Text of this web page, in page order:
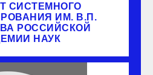
СИСТЕМНОГО
ИМ. В.П.
РОССИЙСКОЙ
НАУК